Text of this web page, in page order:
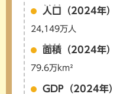
人口
じんこう
（2024年）
24,149万人
面積
めんせき
（2024年）
79.6万km²
GDP（2024年）